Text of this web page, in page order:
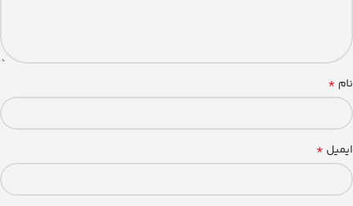
نام *
ایمیل *